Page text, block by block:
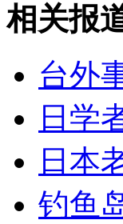
山西运城恶犬
女孩北京地铁
相关报
台外
日学
日本
钓鱼